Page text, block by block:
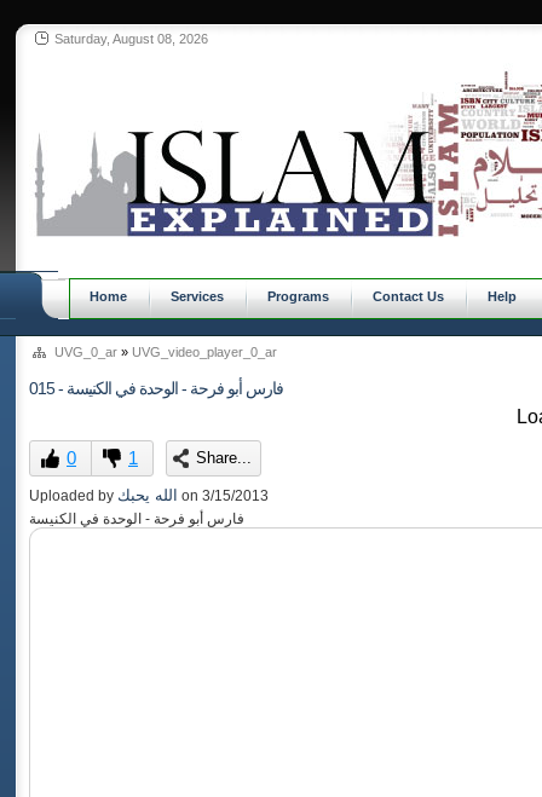
Saturday, August 08, 2026
Home Services Programs Contact Us Help
UVG_0_ar » UVG_video_player_0_ar
015 - فارس أبو فرحة - الوحدة في الكنيسة
0
1 Share...
Uploaded by الله يحبك on 3/15/2013
فارس أبو فرحة - الوحدة في الكنيسة